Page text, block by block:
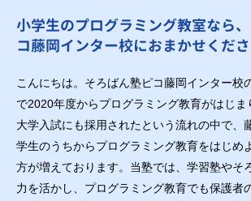
小学生のプログラミング教室なら
コ藤岡インター校におまかせくださ
こんにちは。そろばん塾ピコ藤岡インター校
で2020年度からプログラミング教育がはじま
大学入試にも採用されたという流れの中で、
学生のうちからプログラミング教育をはじめ
方が増えております。当塾では、学習塾やそ
力を活かし、プログラミング教育でも保護者